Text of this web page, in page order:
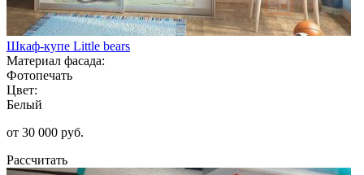
Шкаф-купе Little bears
Материал фасада:
Фотопечать
Цвет:
Белый
от 30 000 руб.
Рассчитать